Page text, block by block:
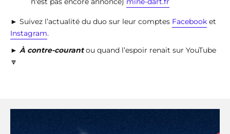
► Suivez l’actualité du duo sur leur comptes Facebook et
Instagram.
► À contre-courantou quand l’espoir renait sur YouTube
🔽